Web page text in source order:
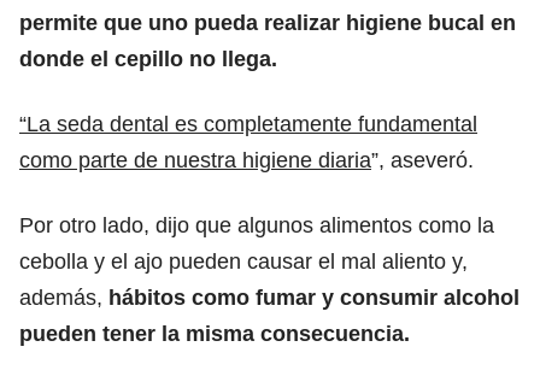
permite que uno pueda realizar higiene bucal en
donde el cepillo no llega.
“La seda dental es completamente fundamental
como parte de nuestra higiene diaria”, aseveró.
Por otro lado, dijo que algunos alimentos como la
cebolla y el ajo pueden causar el mal aliento y,
además, hábitos como fumar y consumir alcohol
pueden tener la misma consecuencia.